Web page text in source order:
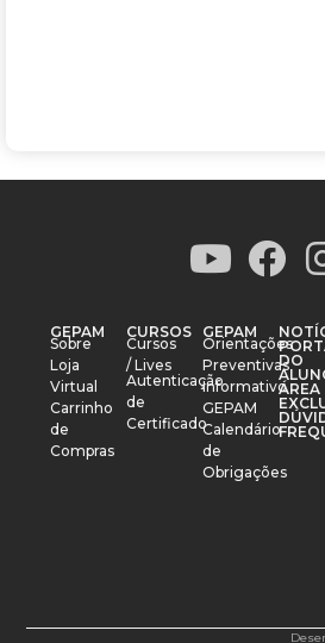
GEPAM
Sobre
Loja
Virtual
Carrinho
de
Compras
CURSOS
Cursos
/ Lives
Autenticação
de
Certificado
GEPAM
Orientações
Preventivas
Informativo
GEPAM
Calendário
de
Obrigações
DO
ÁREA